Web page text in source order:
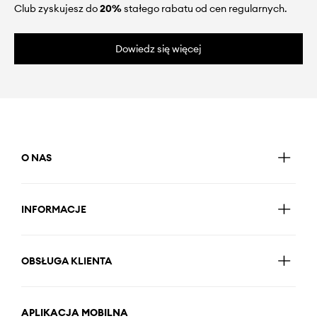
Club zyskujesz do20%stałego rabatu od cen regularnych.
Dowiedz się więcej
O NAS
INFORMACJE
OBSŁUGA KLIENTA
APLIKACJA MOBILNA